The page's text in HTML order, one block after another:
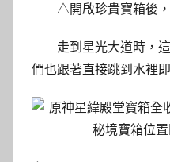
△開啟珍貴寶箱後
走到星光大道時，
們也跟著直接跳到水裡